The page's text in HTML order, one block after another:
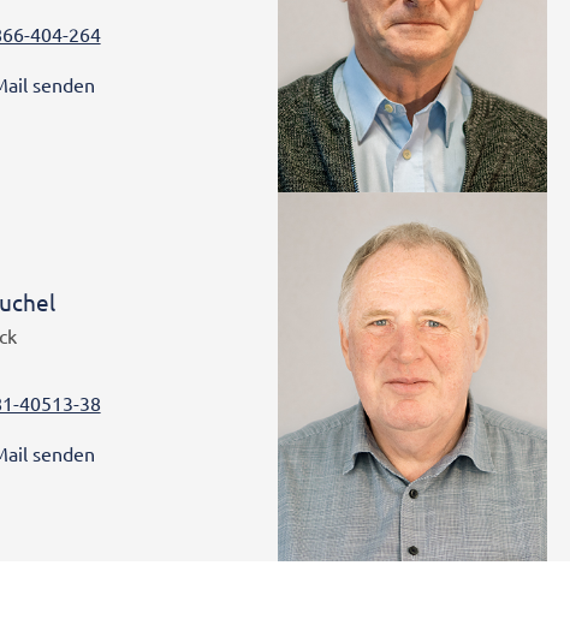
404-264
senden
40513-38
senden